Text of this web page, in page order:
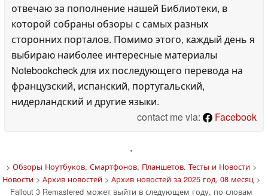
отвечаю за пополнение нашей Библиотеки, в
которой собраны обзоры с самых разных
сторонних порталов. Помимо этого, каждый день я
выбираю наиболее интересные материалы
Notebookcheck для их последующего перевода на
французский, испанский, португальский,
нидерландский и другие языки.
contact me via:
Facebook
'
> Обзоры Ноутбуков, Смартфонов, Планшетов. Тесты и Новости>
Новости> Архив новостей> Архив новостей за 2025 год, 08 месяц >
Fallout 3 Remastered может выйти в следующем году, по словам